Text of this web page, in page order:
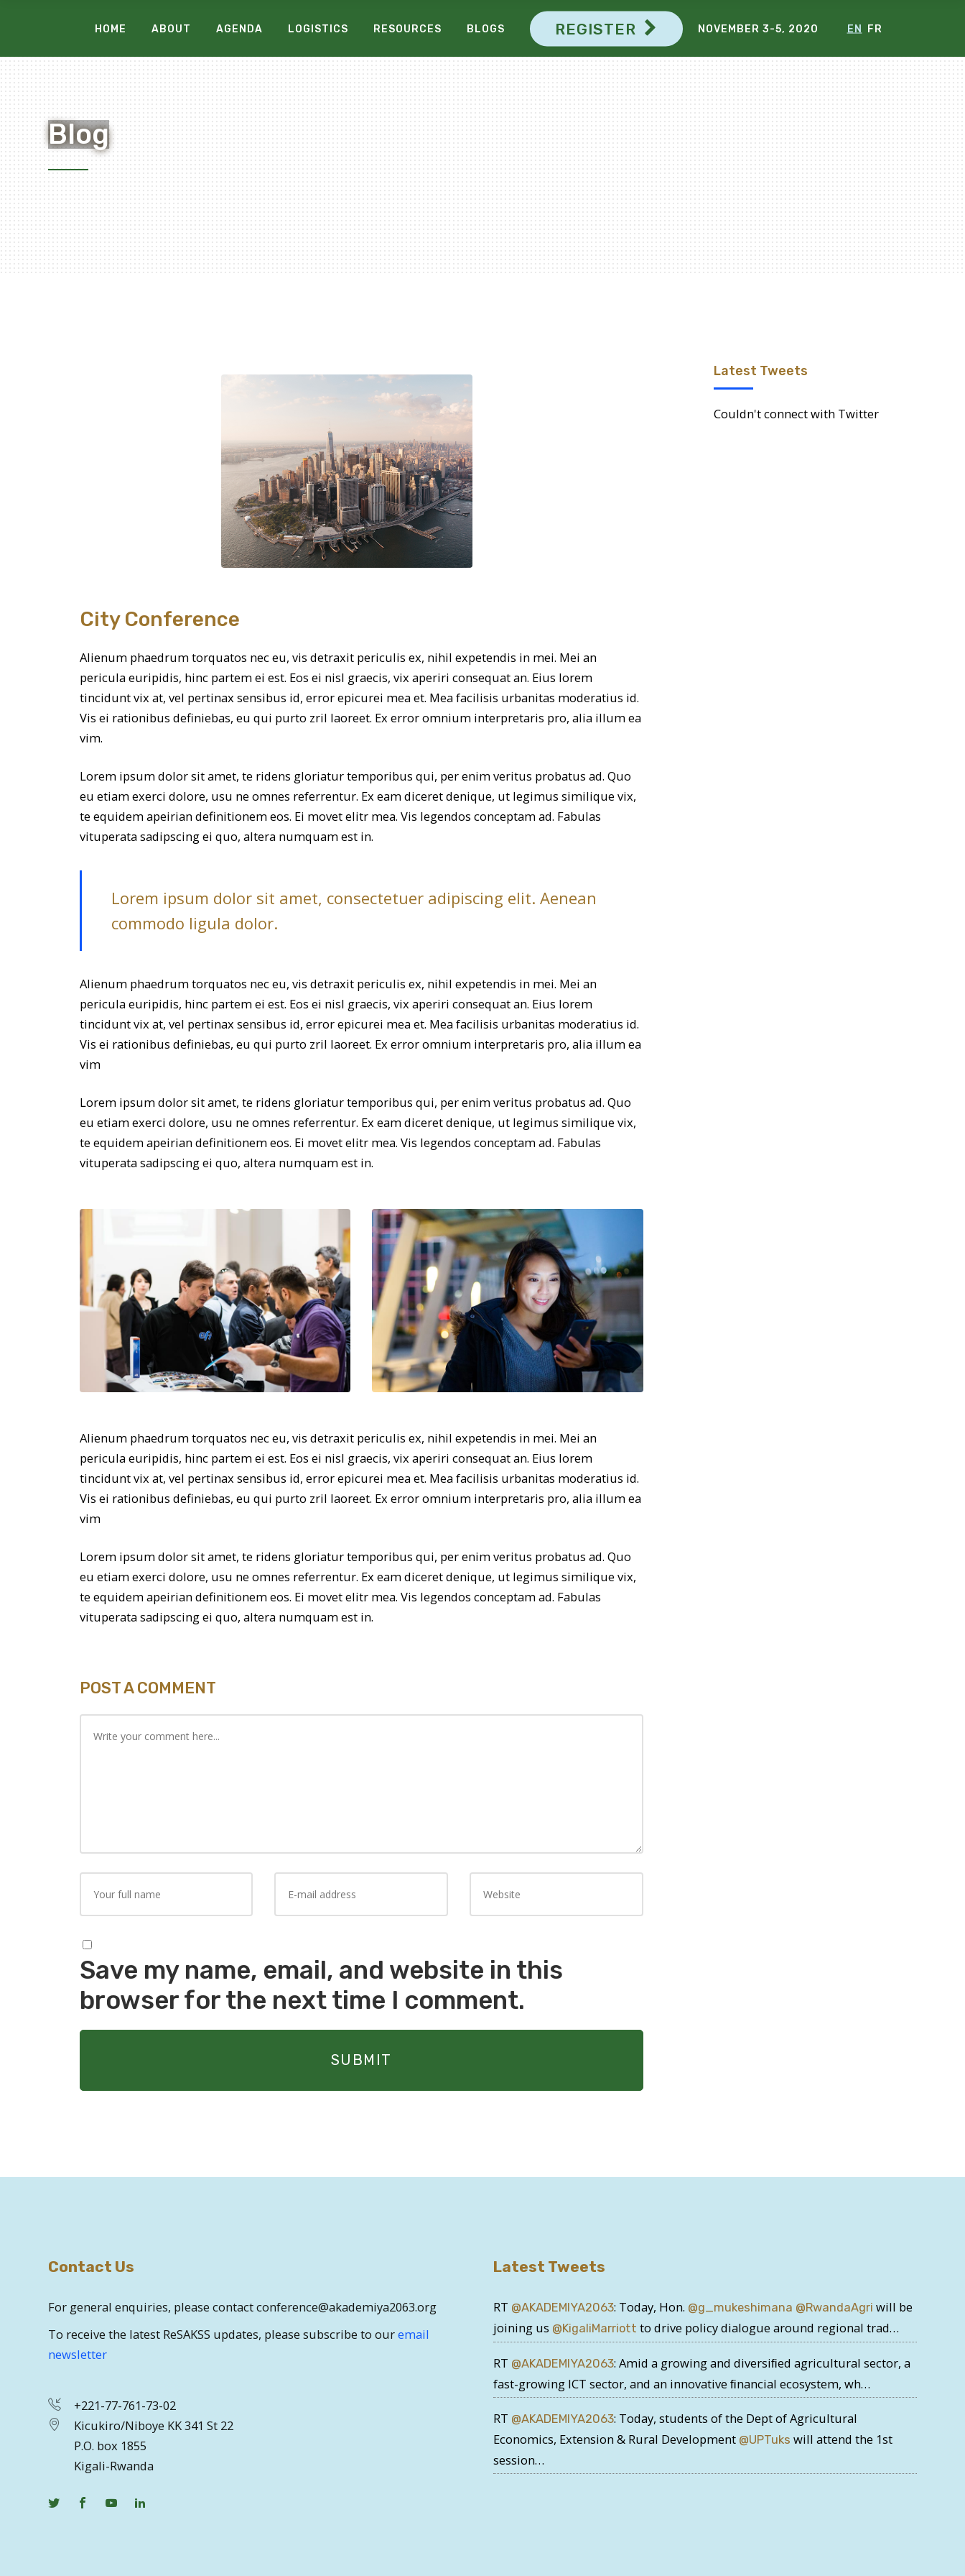
HOME ABOUT AGENDA LOGISTICS RESOURCES BLOGS REGISTER NOVEMBER 3-5, 2020 EN FR
Blog
City Conference
Alienum phaedrum torquatos nec eu, vis detraxit periculis ex, nihil expetendis in mei. Mei an
pericula euripidis, hinc partem ei est. Eos ei nisl graecis, vix aperiri consequat an. Eius lorem
tincidunt vix at, vel pertinax sensibus id, error epicurei mea et. Mea facilisis urbanitas moderatius id.
Vis ei rationibus definiebas, eu qui purto zril laoreet. Ex error omnium interpretaris pro, alia illum ea
vim.
Lorem ipsum dolor sit amet, te ridens gloriatur temporibus qui, per enim veritus probatus ad. Quo
eu etiam exerci dolore, usu ne omnes referrentur. Ex eam diceret denique, ut legimus similique vix,
te equidem apeirian definitionem eos. Ei movet elitr mea. Vis legendos conceptam ad. Fabulas
vituperata sadipscing ei quo, altera numquam est in.
Lorem ipsum dolor sit amet, consectetuer adipiscing elit. Aenean
commodo ligula dolor.
Alienum phaedrum torquatos nec eu, vis detraxit periculis ex, nihil expetendis in mei. Mei an
pericula euripidis, hinc partem ei est. Eos ei nisl graecis, vix aperiri consequat an. Eius lorem
tincidunt vix at, vel pertinax sensibus id, error epicurei mea et. Mea facilisis urbanitas moderatius id.
Vis ei rationibus definiebas, eu qui purto zril laoreet. Ex error omnium interpretaris pro, alia illum ea
vim
Lorem ipsum dolor sit amet, te ridens gloriatur temporibus qui, per enim veritus probatus ad. Quo
eu etiam exerci dolore, usu ne omnes referrentur. Ex eam diceret denique, ut legimus similique vix,
te equidem apeirian definitionem eos. Ei movet elitr mea. Vis legendos conceptam ad. Fabulas
vituperata sadipscing ei quo, altera numquam est in.
Alienum phaedrum torquatos nec eu, vis detraxit periculis ex, nihil expetendis in mei. Mei an
pericula euripidis, hinc partem ei est. Eos ei nisl graecis, vix aperiri consequat an. Eius lorem
tincidunt vix at, vel pertinax sensibus id, error epicurei mea et. Mea facilisis urbanitas moderatius id.
Vis ei rationibus definiebas, eu qui purto zril laoreet. Ex error omnium interpretaris pro, alia illum ea
vim
Lorem ipsum dolor sit amet, te ridens gloriatur temporibus qui, per enim veritus probatus ad. Quo
eu etiam exerci dolore, usu ne omnes referrentur. Ex eam diceret denique, ut legimus similique vix,
te equidem apeirian definitionem eos. Ei movet elitr mea. Vis legendos conceptam ad. Fabulas
vituperata sadipscing ei quo, altera numquam est in.
POST A COMMENT
Save my name, email, and website in this
browser for the next time I comment.
Latest Tweets
Couldn't connect with Twitter
Contact Us
For general enquiries, please contact conference@akademiya2063.org
To receive the latest ReSAKSS updates, please subscribe to ouremail
newsletter
+221-77-761-73-02
Kicukiro/Niboye KK 341 St 22
P.O. box 1855
Kigali-Rwanda
Latest Tweets
RT @AKADEMIYA2063: Today, Hon. @g_mukeshimana @RwandaAgri will be
joining us @KigaliMarriott to drive policy dialogue around regional trad…
RT @AKADEMIYA2063: Amid a growing and diversiﬁed agricultural sector, a
fast-growing ICT sector, and an innovative ﬁnancial ecosystem, wh…
RT @AKADEMIYA2063: Today, students of the Dept of Agricultural
Economics, Extension & Rural Development @UPTuks will attend the 1st
session…